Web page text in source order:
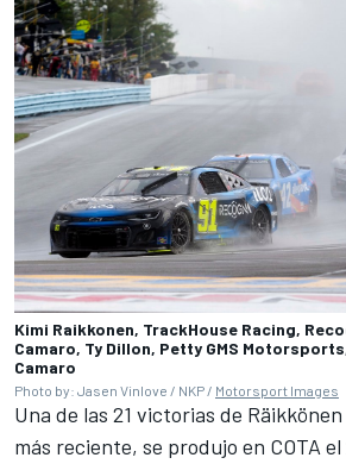
Kimi Raikkonen, TrackHouse Racing,
Camaro, Ty Dillon, Petty GMS
Camaro
Photo by: Jasen Vinlove / NKP / Motorsport Images
Una de las 21 victorias de
más reciente, se produjo en COTA